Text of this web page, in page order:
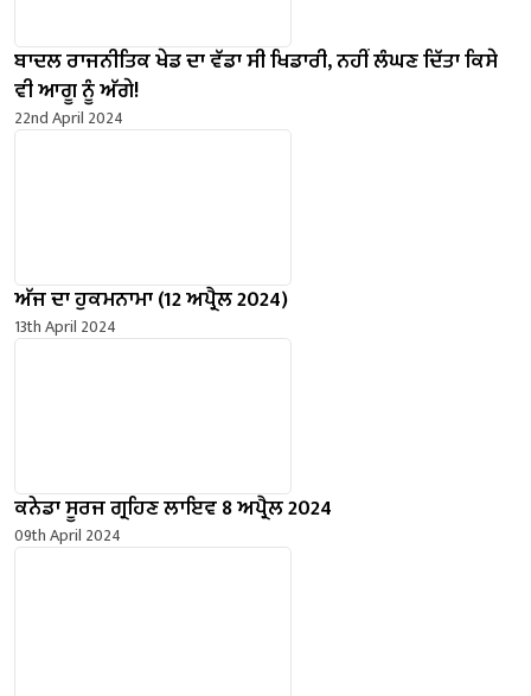
ਬਾਦਲ ਰਾਜਨੀਤਿਕ ਖੇਡ ਦਾ ਵੱਡਾ ਸੀ ਖਿਡਾਰੀ, ਨਹੀਂ ਲੰਘਣ ਦਿੱਤਾ ਕਿਸੇ
ਵੀ ਆਗੂ ਨੂੰ ਅੱਗੇ!
22nd April 2024
ਅੱਜ ਦਾ ਹੁਕਮਨਾਮਾ (12 ਅਪ੍ਰੈਲ 2024)
13th April 2024
ਕਨੇਡਾ ਸੂਰਜ ਗ੍ਰਹਿਣ ਲਾਇਵ 8 ਅਪ੍ਰੈਲ 2024
09th April 2024